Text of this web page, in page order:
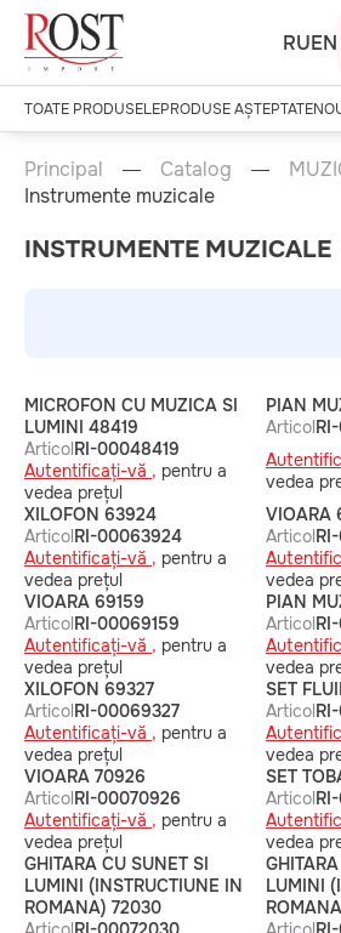
RUEN
TOATE PRODUSELEPRODUSE AȘTEPTATE
Principal Catalog
Instrumente muzicale
INSTRUMENTE MUZICALE
MICROFON CU MUZICA SI
LUMINI 48419
ArticolRI-00048419
Autentificați-vă , pentru a
vedea prețul
PIAN
Articol
vedea
XILOFON 63924
ArticolRI-00063924
Autentificați-vă , pentru a
vedea prețul
VIOARA
Articol
vedea
VIOARA 69159
ArticolRI-00069159
Autentificați-vă , pentru a
vedea prețul
PIAN
Articol
vedea
XILOFON 69327
ArticolRI-00069327
Autentificați-vă , pentru a
vedea prețul
SET
Articol
vedea
VIOARA 70926
ArticolRI-00070926
Autentificați-vă , pentru a
vedea prețul
SET
Articol
vedea
GHITARA CU SUNET SI
LUMINI (INSTRUCTIUNE IN
ROMANA) 72030
LUMINI